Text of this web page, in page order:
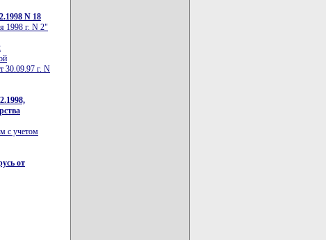
N 18
1998 г. N 2"
30.09.97 г. N
с учетом
от